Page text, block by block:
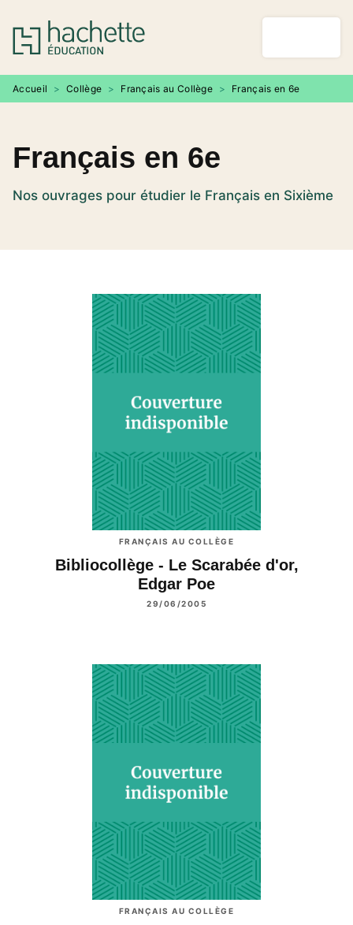
MENU RECHERCHE
PIED DE PAGE
Accueil > Collège > Français au Collège > Français en 6e
Français en 6e
Nos ouvrages pour étudier le Français en Sixième
FRANÇAIS AU COLLÈGE
Bibliocollège - Le Scarabée d'or,
Edgar Poe
29/06/2005
FRANÇAIS AU COLLÈGE